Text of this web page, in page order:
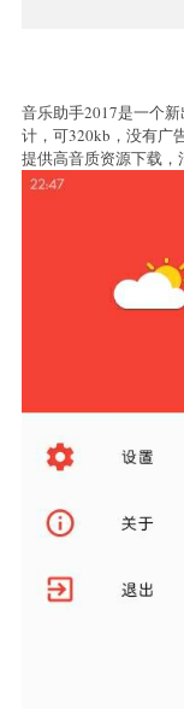
音乐助手2017是一个
计，可320kb，没有广
提供高音质资源下载